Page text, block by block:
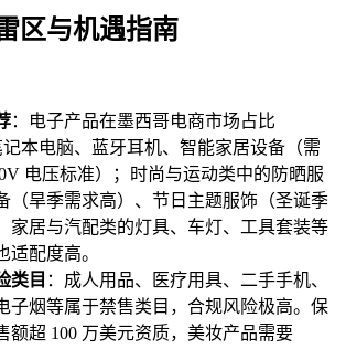
区与机遇指南
：电子产品在墨西哥电商市场占比
记本电脑、蓝牙耳机、智能家居设备（需
电压标准）；时尚与运动类中的防晒服
（旱季需求高）、节日主题服饰（圣诞季
家居与汽配类的灯具、车灯、工具套装等
适配度高。
类目 ：成人用品、医疗用具、二手手机、
子烟等属于禁售类目，合规风险极高。保
额超 100 万美元资质，美妆产品需要